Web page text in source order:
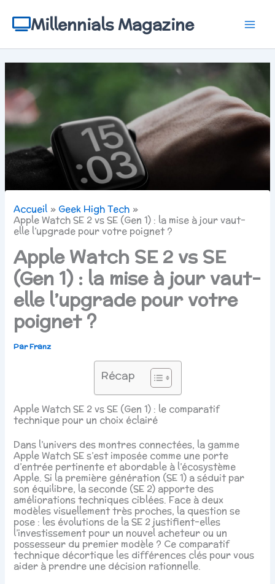
contenuMillennials Magazine
Accueil
Geek High Tech
Apple Watch SE 2 vs SE (Gen 1) : la mise à jour vaut-
elle l’upgrade pour votre poignet ?
Apple Watch SE 2 vs SE
(Gen 1) : la mise à jour vaut-
elle l’upgrade pour votre
poignet ?
ParFranz
Récap
Apple Watch SE 2 vs SE (Gen 1) : le comparatif
technique pour un choix éclairé
Dans l’univers des montres connectées, la gamme
Apple Watch SE s’est imposée comme une porte
d’entrée pertinente et abordable à l’écosystème
Apple. Si la première génération (SE 1) a séduit par
son équilibre, la seconde (SE 2) apporte des
améliorations techniques ciblées. Face à deux
modèles visuellement très proches, la question se
pose : les évolutions de la SE 2 justifient-elles
l’investissement pour un nouvel acheteur ou un
possesseur du premier modèle ? Ce comparatif
technique décortique les différences clés pour vous
aider à prendre une décision rationnelle.